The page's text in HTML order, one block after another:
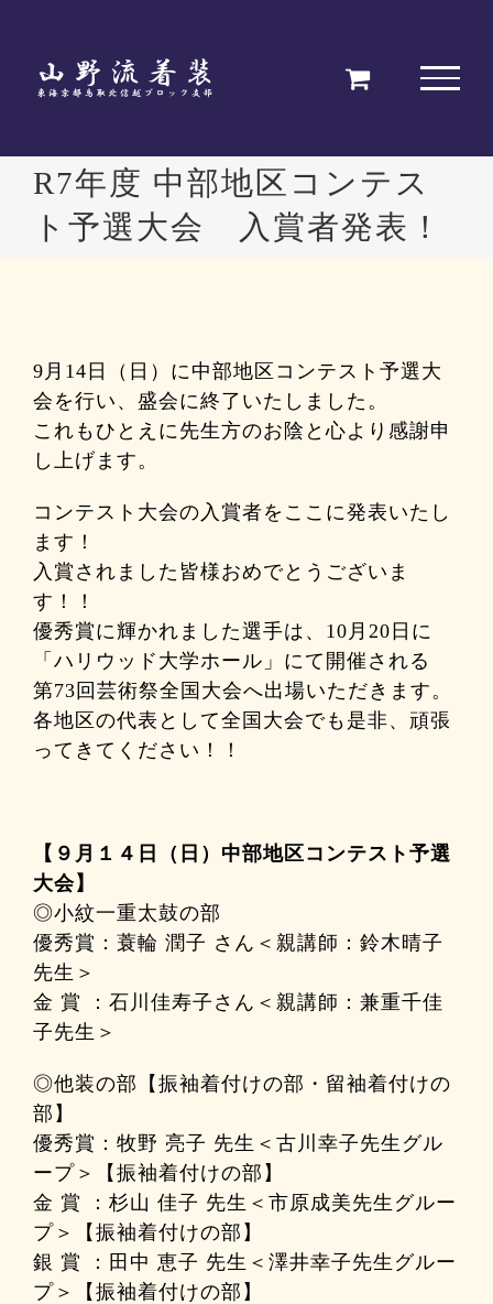
content
R7年度 中部地区コンテス
ト予選大会 入賞者発表！
9月14日（日）に中部地区コンテスト予選大
会を行い、盛会に終了いたしました。
これもひとえに先生方のお陰と心より感謝申
し上げます。
コンテスト大会の入賞者をここに発表いたし
ます！
入賞されました皆様おめでとうございま
す！！
優秀賞に輝かれました選手は、10月20日に
「ハリウッド大学ホール」にて開催される
第73回芸術祭全国大会へ出場いただきます。
各地区の代表として全国大会でも是非、頑張
ってきてください！！
【９月１４日（日）中部地区コンテスト予選
大会】
◎小紋一重太鼓の部
優秀賞：蓑輪 潤子 さん＜親講師：鈴木晴子
先生＞
金 賞 ：石川佳寿子さん＜親講師：兼重千佳
子先生＞
◎他装の部【振袖着付けの部・留袖着付けの
部】
優秀賞：牧野 亮子 先生＜古川幸子先生グル
ープ＞【振袖着付けの部】
金 賞 ：杉山 佳子 先生＜市原成美先生グルー
プ＞【振袖着付けの部】
銀 賞 ：田中 恵子 先生＜澤井幸子先生グルー
プ＞【振袖着付けの部】